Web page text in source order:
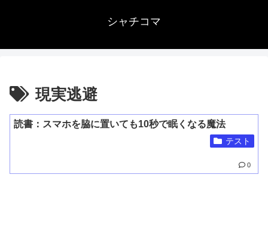
シャチコマ
現実逃避
読書：スマホを脇に置いても10秒で眠くなる魔法
テスト
0